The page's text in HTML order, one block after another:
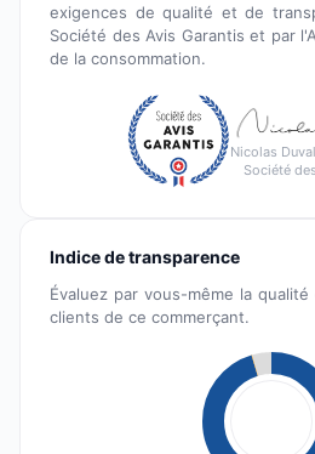
exigences de qualité et de
Société des Avis Garantis et par
de la consommation.
Nicolas
Société
Indice de transparence
Évaluez par vous-même la
clients de ce commerçant.